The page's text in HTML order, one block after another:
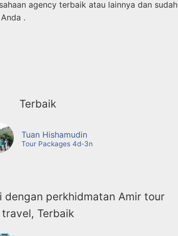
agency terbaik atau lainnya dan sudah
.
Terbaik
Tuan Hishamudin
Tour Packages 4d-3n
dengan perkhidmatan Amir tour
travel, Terbaik